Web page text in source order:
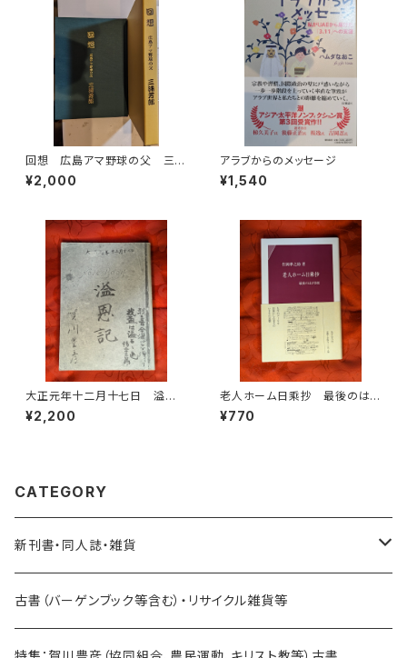
回想 広島アマ野球の父 三浦
芳郎
¥2,000
アラブからのメッセージ
¥1,540
大正元年十二月十七日 溢恩
記 賀川豊彦 賀川豊彦記念・
松沢資料館刊
¥2,200
老人ホーム日乘抄 最後のは
がき便 竹岡準之助 あすなろ
社
¥770
CATEGORY
新刊書・同人誌・雑貨
乗り物関連
海外：旅行・文化・地理・歴史関連
古書（バーゲンブック等含む）・リサイクル雑貨等